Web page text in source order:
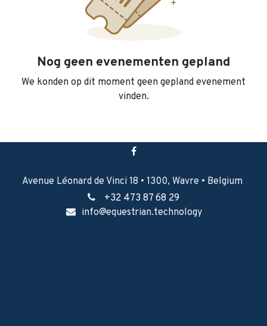
Nog geen evenementen gepland
We konden op dit moment geen gepland evenement
vinden.
Avenue Léonard de Vinci 18 • 1300, Wavre • Belgium
+32 473 87 68 29
info@equestrian.technology